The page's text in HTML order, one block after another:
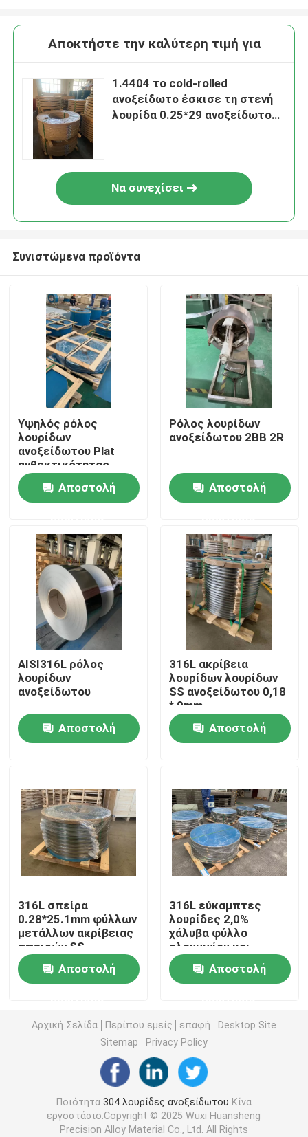
Σπίτι
Προϊόντα
Περίπου εμείς
Γύρος εργοστασίων
Ποιοτικός έλεγχος
Μας ελάτε σε επαφή με
Ζητήστε ένα απόσπασμα
316l λουρίδες ανοξείδωτου
304L λουρίδες ανοξείδωτου
321 λουρίδα ανοξείδωτου
Λωρίδα ψυχρής έλασης από ανοξείδωτο χάλυβα
ss πηνίο ταινίας
Λουρίδα ανοξείδωτου ακρίβειας
Ρολό από ανοξείδωτο χάλυβα
Αποκτήστε την καλύτερη τιμή για
1.4404 το cold-rolled
ανοξείδωτο έσκισε τη στενή
λουρίδα 0.25*29 ανοξείδωτου
Να συνεχίσει
Συνιστώμενα προϊόντα
Υψηλός ρόλος
λουρίδων
ανοξείδωτου Plat
ανθεκτικότητας
Αποστολή
Ρόλος λουρίδων
ανοξείδωτου 2BB 2R
Αποστολή
AISI316L ρόλος
λουρίδων
ανοξείδωτου
Αποστολή
316L ακρίβεια
λουρίδων λουρίδων
SS ανοξείδωτου 0,18
* 9mm
Αποστολή
316L σπείρα
0.28*25.1mm φύλλων
μετάλλων ακρίβειας
σπειρών SS
ανοξείδωτου BA
Αποστολή
316L εύκαμπτες
λουρίδες 2,0%
χάλυβα φύλλο
αλουμινίου και
λουρίδα 0.2*33.8
ανοξείδωτου
μολυβδαίνιου
Αποστολή
Αρχική Σελίδα Περίπου εμείς επαφή
Desktop Site
Sitemap
Privacy Policy
Ποιότητα 304 λουρίδες ανοξείδωτου Κίνα
εργοστάσιο.Copyright © 2025 Wuxi Huansheng
Precision Alloy Material Co., Ltd. All Rights